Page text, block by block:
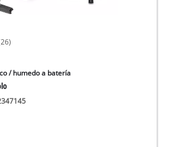
/ humedo a batería